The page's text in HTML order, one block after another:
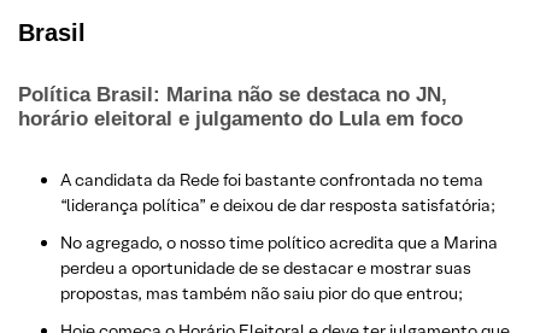
Brasil
Política Brasil: Marina não se destaca no JN,
horário eleitoral e julgamento do Lula em foco
A candidata da Rede foi bastante confrontada no tema
“liderança política” e deixou de dar resposta satisfatória;
No agregado, o nosso time político acredita que a Marina
perdeu a oportunidade de se destacar e mostrar suas
propostas, mas também não saiu pior do que entrou;